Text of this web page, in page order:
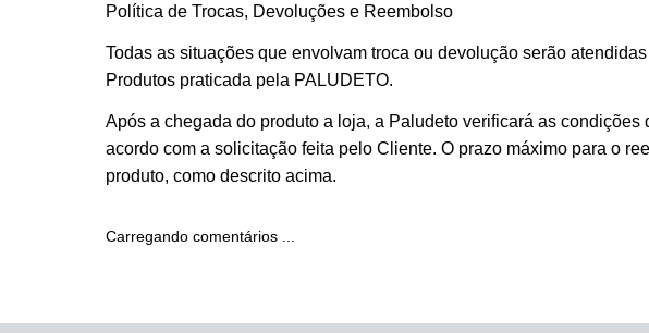
Política de Trocas, Devoluções e Reembolso
Todas as situações que envolvam troca ou devolução serão
Produtos praticada pela PALUDETO.
Após a chegada do produto a loja, a Paludeto verificará as
acordo com a solicitação feita pelo Cliente. O prazo máximo para o
produto, como descrito acima.
Carregando comentários ...